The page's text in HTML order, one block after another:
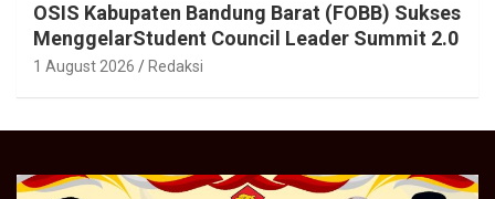
OSIS Kabupaten Bandung Barat (FOBB) Sukses
MenggelarStudent Council Leader Summit 2.0
1 August 2026 Redaksi